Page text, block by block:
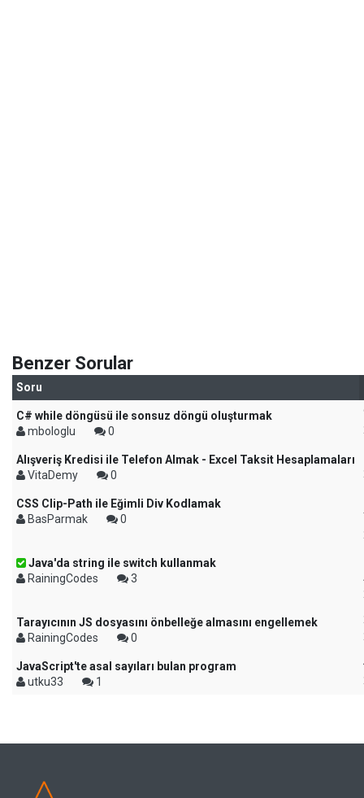
Benzer Sorular
Soru
C# while döngüsü ile sonsuz döngü oluşturmak
mbologlu
0
Alışveriş Kredisi ile Telefon Almak - Excel Taksit Hesaplamaları
VitaDemy
0
CSS Clip-Path ile Eğimli Div Kodlamak
BasParmak
0
Java'da string ile switch kullanmak
RainingCodes
3
Tarayıcının JS dosyasını önbelleğe almasını engellemek
RainingCodes
0
JavaScript'te asal sayıları bulan program
utku33
1